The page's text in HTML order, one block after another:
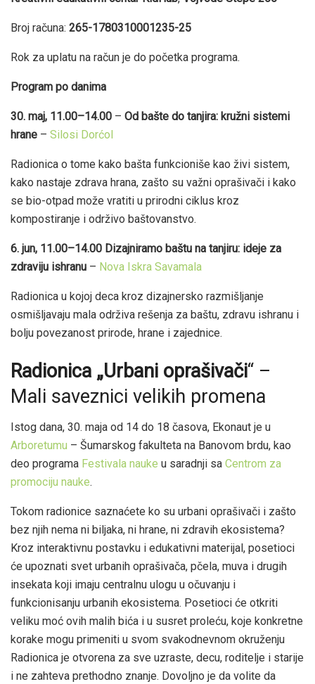
Broj računa: 265-1780310001235-25
Rok za uplatu na račun je do početka programa.
Program po danima
30. maj, 11.00–14.00 – Od bašte do tanjira: kružni sistemi
hrane – Silosi Dorćol
Radionica o tome kako bašta funkcioniše kao živi sistem,
kako nastaje zdrava hrana, zašto su važni oprašivači i kako
se bio-otpad može vratiti u prirodni ciklus kroz
kompostiranje i održivo baštovanstvo.
6. jun, 11.00–14.00 Dizajniramo baštu na tanjiru: ideje za
zdraviju ishranu – Nova Iskra Savamala
Radionica u kojoj deca kroz dizajnersko razmišljanje
osmišljavaju mala održiva rešenja za baštu, zdravu ishranu i
bolju povezanost prirode, hrane i zajednice.
Radionica „Urbani oprašivači“ –
Mali saveznici velikih promena
Istog dana, 30. maja od 14 do 18 časova, Ekonaut je u
Arboretumu – Šumarskog fakulteta na Banovom brdu, kao
deo programa Festivala nauke u saradnji sa Centrom za
promociju nauke.
Tokom radionice saznaćete ko su urbani oprašivači i zašto
bez njih nema ni biljaka, ni hrane, ni zdravih ekosistema?
Kroz interaktivnu postavku i edukativni materijal, posetioci
će upoznati svet urbanih oprašivača, pčela, muva i drugih
insekata koji imaju centralnu ulogu u očuvanju i
funkcionisanju urbanih ekosistema. Posetioci će otkriti
veliku moć ovih malih bića i u susret proleću, koje konkretne
korake mogu primeniti u svom svakodnevnom okruženju
Radionica je otvorena za sve uzraste, decu, roditelje i starije
i ne zahteva prethodno znanje. Dovoljno je da volite da